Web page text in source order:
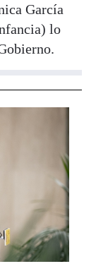
García
lo